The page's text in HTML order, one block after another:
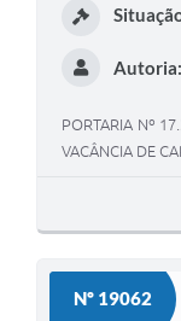
Autoria:
PORTARIA Nº
VACÂNCIA DE
Nº 19062